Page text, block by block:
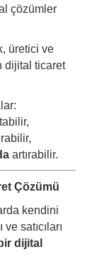
çözümler
üretici ve
dijital ticaret
artırabilir.
Çözümü
kendini
satıcıları
dijital